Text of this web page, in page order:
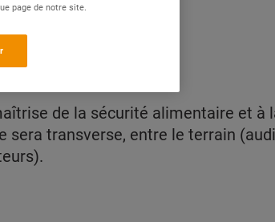
Traiteur, etc.)
de la sécurité alimentaire et à
sera transverse, entre le terrain
page de notre site.